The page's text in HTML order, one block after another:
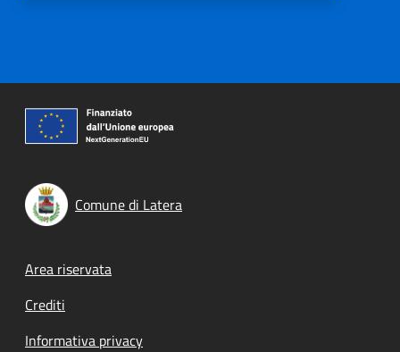
Comune di Latera
Footer menu
Area riservata
Crediti
Informativa privacy